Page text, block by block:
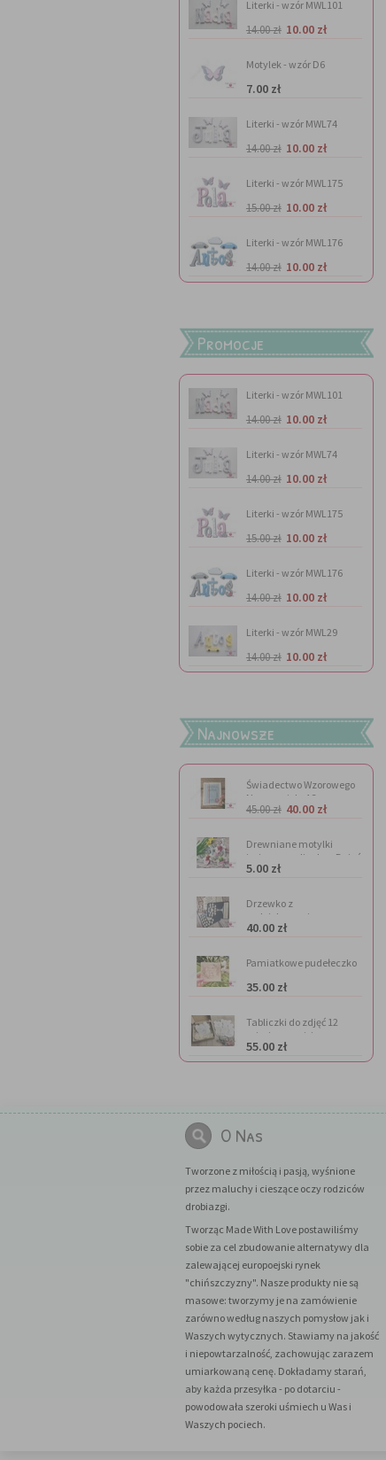
Literki - wzór MWL101
14.00 zł 10.00 zł
Motylek - wzór D6
7.00 zł
Literki - wzór MWL74
14.00 zł 10.00 zł
Literki - wzór MWL175
15.00 zł 10.00 zł
Literki - wzór MWL176
14.00 zł 10.00 zł
Promocje
Literki - wzór MWL101
14.00 zł 10.00 zł
Literki - wzór MWL74
14.00 zł 10.00 zł
Literki - wzór MWL175
15.00 zł 10.00 zł
Literki - wzór MWL176
14.00 zł 10.00 zł
Literki - wzór MWL29
14.00 zł 10.00 zł
Najnowsze
Świadectwo Wzorowego
Nauczyciela A3
45.00 zł 40.00 zł
Drewniane motylki
imienne na lizaka - Dzień
Kobiet
5.00 zł
Drzewko z
podziękowaniem
40.00 zł
Pamiatkowe pudełeczko
pieniądze(personalizacja
35.00 zł
Tabliczki do zdjęć 12
miesięcy - misie
55.00 zł
O Nas
Tworzone z miłością i pasją, wyśnione
przez maluchy i cieszące oczy rodziców
drobiazgi.
Tworząc Made With Love postawiliśmy
sobie za cel zbudowanie alternatywy dla
zalewającej europoejski rynek
"chińszczyzny". Nasze produkty nie są
masowe: tworzymy je na zamówienie
zarówno według naszych pomysłow jak i
Waszych wytycznych. Stawiamy na jakość
i niepowtarzalność, zachowując zarazem
umiarkowaną cenę. Dokładamy starań,
aby każda przesyłka - po dotarciu -
powodowała szeroki uśmiech u Was i
Waszych pociech.